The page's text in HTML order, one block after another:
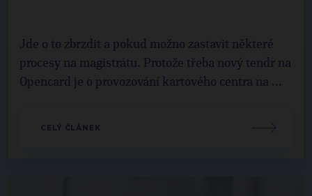
Jde o to zbrzdit a pokud možno zastavit některé
procesy na magistrátu. Protože třeba nový tendr na
Opencard je o provozování kartového centra na ...
CELÝ ČLÁNEK